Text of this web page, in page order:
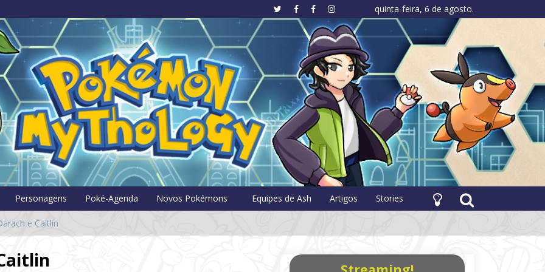
quinta-feira, 6 de agosto.
Pokémon Mythology
Personagens Poké-Agenda Novos Pokémons Equipes de Ash Artigos Stories
e Caitlin